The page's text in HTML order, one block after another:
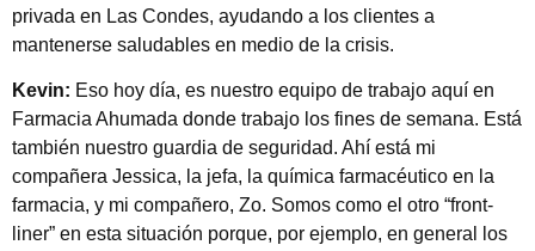
privada en Las Condes, ayudando a los clientes a
mantenerse saludables en medio de la crisis.
Kevin: Eso hoy día, es nuestro equipo de trabajo aquí en
Farmacia Ahumada donde trabajo los fines de semana. Está
también nuestro guardia de seguridad. Ahí está mi
compañera Jessica, la jefa, la química farmacéutico en la
farmacia, y mi compañero, Zo. Somos como el otro “front-
liner” en esta situación porque, por ejemplo, en general los